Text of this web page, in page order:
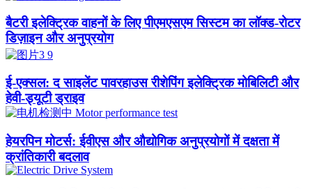
बैटरी इलेक्ट्रिक वाहनों के लिए पीएमएसएम सिस्टम का लॉक्ड-रोटर
डिज़ाइन और अनुप्रयोग
ई-एक्सल: द साइलेंट पावरहाउस रीशेपिंग इलेक्ट्रिक मोबिलिटी और
हेवी-ड्यूटी ड्राइव
हेयरपिन मोटर्स: ईवीएस और औद्योगिक अनुप्रयोगों में दक्षता में
क्रांतिकारी बदलाव